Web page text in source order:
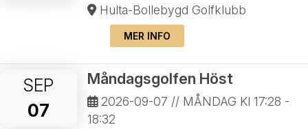
Hulta-Bollebygd Golfklubb
MER INFO
SEP
07
Måndagsgolfen Höst
2026-09-07 // MÅNDAG Kl 17:28 -
18:32